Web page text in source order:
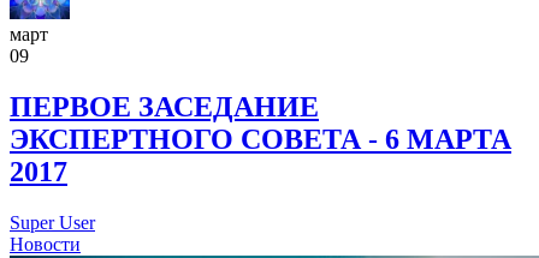
март
09
ПЕРВОЕ ЗАСЕДАНИЕ
ЭКСПЕРТНОГО СОВЕТА - 6 МАРТА
2017
Super User
Новости